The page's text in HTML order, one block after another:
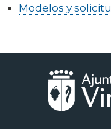
Modelos y